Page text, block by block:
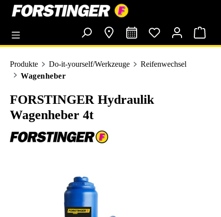
springen
Produkte Do-it-yourself/Werkzeuge
Reifenwechsel
Wagenheber
FORSTINGER Hydraulik
Wagenheber 4t